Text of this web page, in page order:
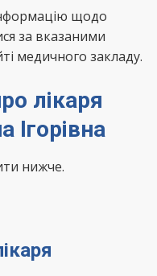
щодо
за вказаними
медичного закладу.
лікаря
нижче.